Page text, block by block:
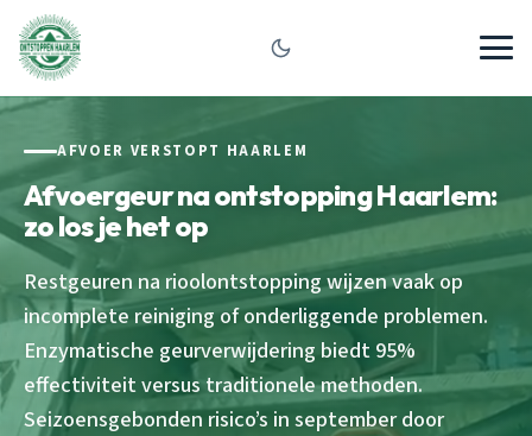
AFVOER VERSTOPT HAARLEM
Afvoergeur na ontstopping Haarlem:
zo los je het op
Restgeuren na rioolontstopping wijzen vaak op
incomplete reiniging of onderliggende problemen.
Enzymatische geurverwijdering biedt 95%
effectiviteit versus traditionele methoden.
Seizoensgebonden risico’s in september door